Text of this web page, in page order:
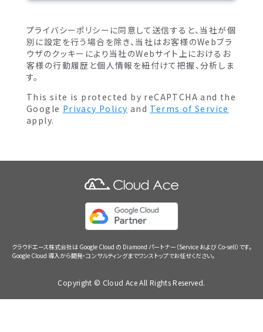
プライバシーポリシーに同意して送信すると、当社が個
別に設定を行う場合を除き、当社はお客様のWebブラ
ウザのクッキーにより当社のWebサイト上におけるお
客様の行動履歴と個人情報を紐付けて把握、分析しま
す。
This site is protected by reCAPTCHA and the
Google Privacy Policy and Terms of Service
apply.
クラウドエース株式会社は Google Cloud の Diamond パートナー（Service および Co-sell）です。
Google Cloud 導入から開発・コンサルティングまでワンストップでお任せください。
Copyright © Cloud Ace All Rights Reserved.